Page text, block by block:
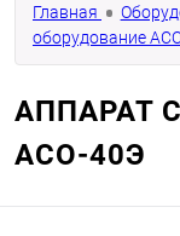
Главная
оборудование
АППАРАТ
АСО-40Э